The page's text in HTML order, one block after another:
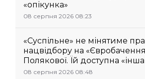
«опікунка»
08 серпня 2026 08:23
«Суспільне» не мінятиме
нацвідбору на
Полякової. Їй доступна
08 серпня 2026 08:48